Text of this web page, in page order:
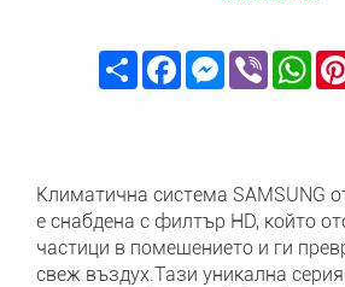
ShareFacebookMessenger
Viber
Климатична система SAMSUNG
е снабдена с филтър HD, който
частици в помещението и ги
свеж въздух.Тази уникална